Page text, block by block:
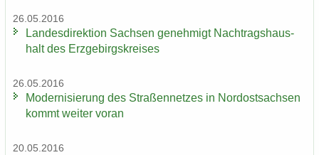
26.05.2016
Lan­des­di­rek­ti­on Sach­sen ge­neh­migt Nach­trags­haus­
halt des Erz­ge­birgs­krei­ses
26.05.2016
Mo­der­ni­sie­rung des Stra­ßen­net­zes in Nord­ost­sach­sen
kommt wei­ter voran
20.05.2016